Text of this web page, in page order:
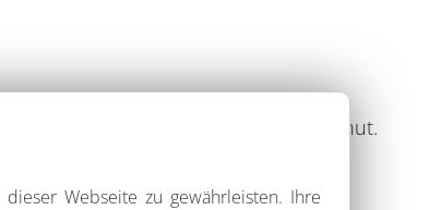
oder Gewerbeobjekt in Landshut.
Webseite zu gewährleisten. Ihre